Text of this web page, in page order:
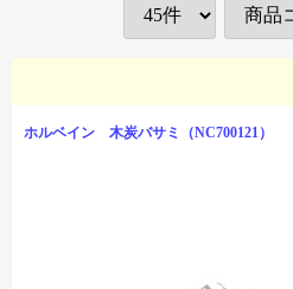
ホルベイン 木炭バサミ（NC700121）